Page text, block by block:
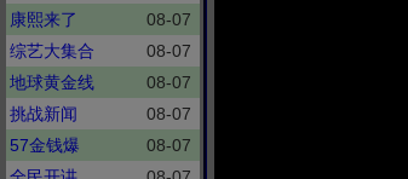
康熙来了
08-07
综艺大集合
08-07
地球黄金线
08-07
挑战新闻
08-07
57金钱爆
08-07